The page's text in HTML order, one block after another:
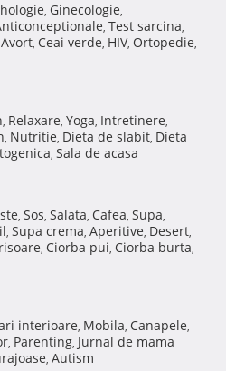
, Ginecologie,
, Test sarcina,
Avort, Ceai verde, HIV, Ortopedie,
, Relaxare, Yoga, Intretinere,
, Nutritie, Dieta de slabit, Dieta
, Sala de acasa
, Sos, Salata, Cafea, Supa,
, Supa crema, Aperitive, Desert,
, Ciorba pui, Ciorba burta,
interioare, Mobila, Canapele,
, Parenting, Jurnal de mama
, Autism